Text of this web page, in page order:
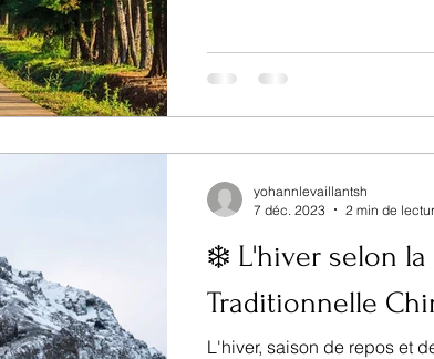
❄️ L'hiver selon la
Traditionnelle
L'hiver, saison de repos et
yohannlevaillantsh
7 déc. 2023
2 min de